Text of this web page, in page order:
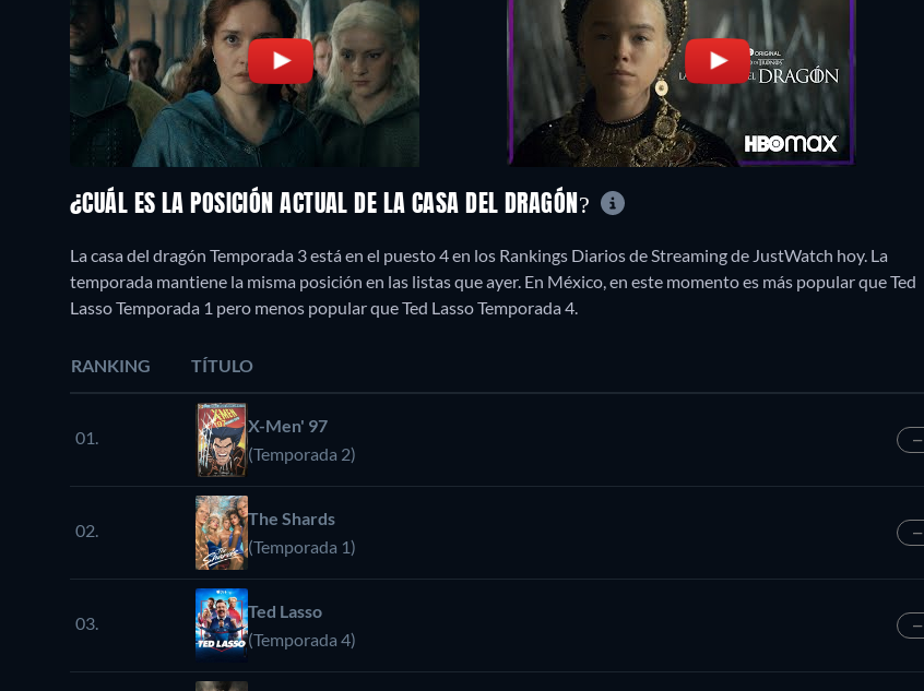
¿CUÁL ES LA POSICIÓN ACTUAL DE LA CASA DEL DRAGÓN?
La casa del dragón Temporada 3 está en el puesto 4 en los Rankings Diarios de Streaming de JustWatch hoy. La
temporada mantiene la misma posición en las listas que ayer. En México, en este momento es más popular que Ted
Lasso Temporada 1 pero menos popular que Ted Lasso Temporada 4.
RANKING TÍTULO
01.
X-Men' 97
(Temporada 2)
—
02.
The Shards
(Temporada 1)
—
03.
Ted Lasso
(Temporada 4)
—